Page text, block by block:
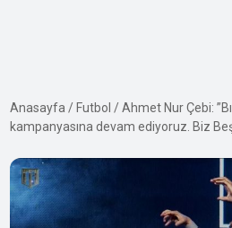
Anasayfa / Futbol /Ahmet Nur Çebi:
kampanyasına devam ediyoruz. Biz